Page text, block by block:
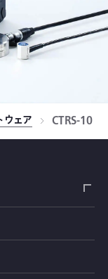
ウェア CTRS-100